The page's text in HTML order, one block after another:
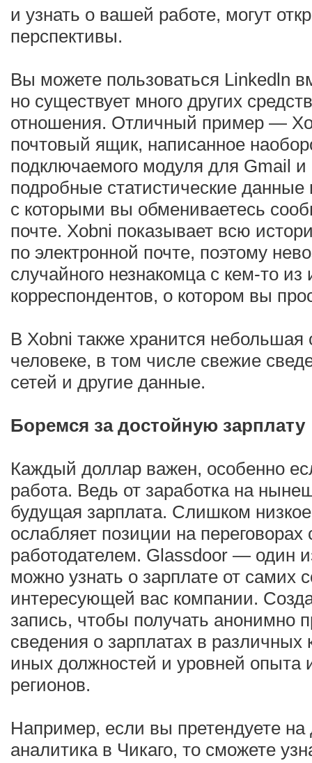
и узнать о вашей работе, могут
перспективы.
Вы можете пользоваться Linkedln
но существует много других
отношения. Отличный пример —
почтовый ящик, написанное
подключаемого модуля для Gmail
подробные статистические
с которыми вы обмениваетесь
почте. Xobni показывает всю
по электронной почте, поэтому
случайного незнакомца с кем-то из
корреспондентов, о котором вы
В Xobni также хранится небольшая
человеке, в том числе свежие
сетей и другие данные.
Боремся за достойную зарплату
Каждый доллар важен, особенно
работа. Ведь от заработка на
будущая зарплата. Слишком
ослабляет позиции на
работодателем. Glassdoor — один
можно узнать о зарплате от самих
интересующей вас компании.
запись, чтобы получать анонимно
сведения о зарплатах в
иных должностей и уровней опыта
регионов.
Например, если вы претендуете
аналитика в Чикаго, то сможете